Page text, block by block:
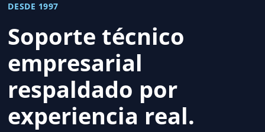
DESDE 1997
Soporte técnico
empresarial
respaldado por
experiencia real.